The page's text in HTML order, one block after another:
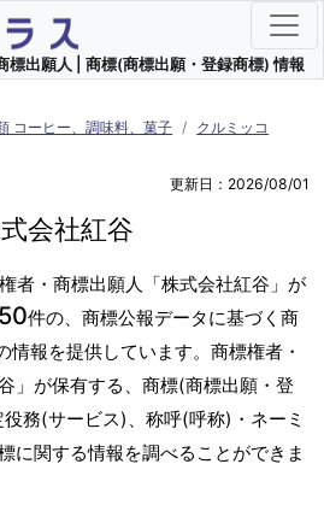
標出願人 | 商標(商標出願・登録商標) 情報
コーヒー、調味料、菓子
クルミッコ
更新日：2026/08/01
会社紅谷
者・商標出願人「株式会社紅谷」が
50件の、商標公報データに基づく商
報を提供しています。商標権者・
」が保有する、商標(商標出願・登
務(サービス)、称呼(呼称)・ネーミ
に関する情報を調べることができま